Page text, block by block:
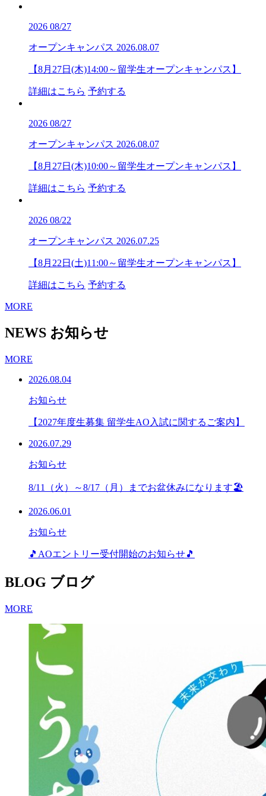
2026 08/27
オープンキャンパス 2026.08.07
【8月27日(木)14:00～留学生オープンキャンパス】
詳細はこちら 予約する
2026 08/27
オープンキャンパス 2026.08.07
【8月27日(木)10:00～留学生オープンキャンパス】
詳細はこちら 予約する
2026 08/22
オープンキャンパス 2026.07.25
【8月22日(土)11:00～留学生オープンキャンパス】
詳細はこちら 予約する
MORE
NEWS お知らせ
MORE
2026.08.04
お知らせ
【2027年度生募集 留学生AO入試に関するご案内】
2026.07.29
お知らせ
8/11（火）～8/17（月）までお盆休みになります🏖
2026.06.01
お知らせ
🎵AOエントリー受付開始のお知らせ🎵
BLOG ブログ
MORE